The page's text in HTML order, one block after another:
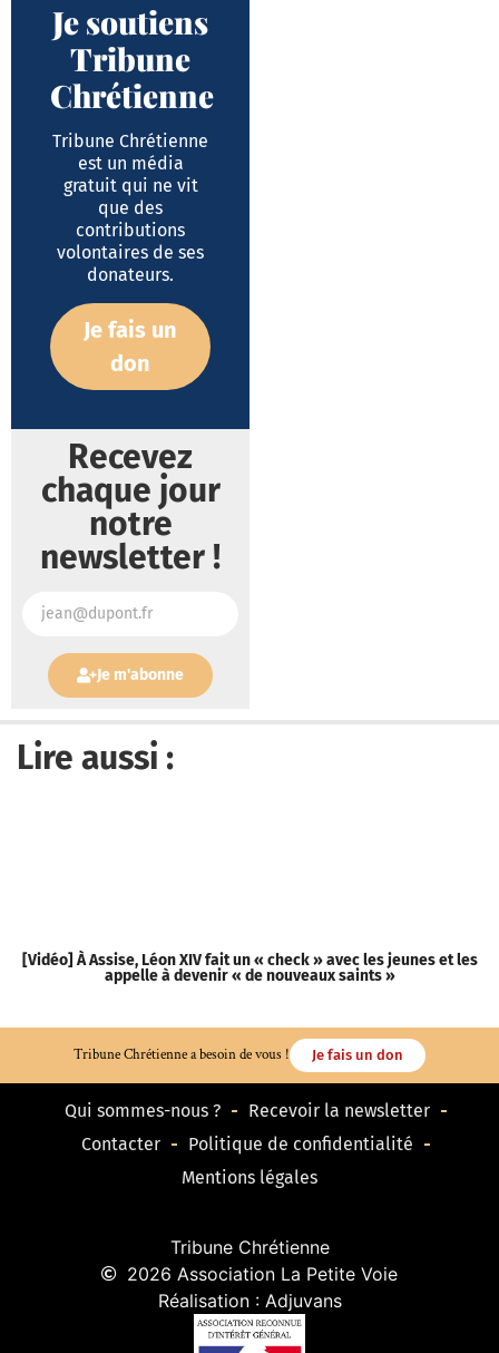
Je soutiens
Tribune
Chrétienne
Tribune Chrétienne
est un média
gratuit qui ne vit
que des
contributions
volontaires de ses
donateurs.
Je fais un
don
Recevez
chaque jour
notre
newsletter !
Je m'abonne
Lire aussi :
[Vidéo] À Assise, Léon XIV fait un « check » avec les jeunes et les
appelle à devenir « de nouveaux saints »
Tribune Chrétienne a besoin de vous ! Je fais un don
Qui sommes-nous ?
Recevoir la newsletter
Contacter
Politique de confidentialité
Mentions légales
Tribune Chrétienne
2026 Association La Petite Voie
Réalisation : Adjuvans